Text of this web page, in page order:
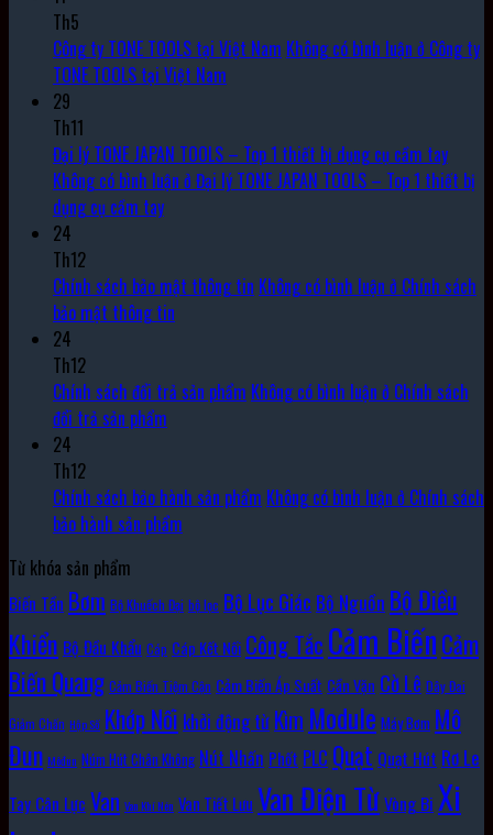
Th5
Công ty TONE TOOLS tại Việt Nam Không có bình luận ở Công ty
TONE TOOLS tại Việt Nam
29
Th11
Đại lý TONE JAPAN TOOLS – Top 1 thiết bị dụng cụ cầm tay
Không có bình luận ở Đại lý TONE JAPAN TOOLS – Top 1 thiết bị
dụng cụ cầm tay
24
Th12
Chính sách bảo mật thông tin Không có bình luận ở Chính sách
bảo mật thông tin
24
Th12
Chính sách đổi trả sản phẩm Không có bình luận ở Chính sách
đổi trả sản phẩm
24
Th12
Chính sách bảo hành sản phẩm Không có bình luận ở Chính sách
bảo hành sản phẩm
Từ khóa sản phẩm
Biến Tần Bơm Bộ Khuếch Đại bộ lọc Bộ Lục Giác Bộ Nguồn Bộ Điều
Khiển Bộ Đầu Khẩu Cáp Cáp Kết Nối Công TắcCảm BiếnCảm
Biến Quang Cảm Biến Tiệm Cận Cảm Biến Áp Suất Cần Vặn Cờ Lê Dây Đai
Giảm Chấn Hộp Số Khớp Nối khởi động từ Kìm Module Máy Bơm Mô
Đun Môđun Núm Hút Chân Không Nút Nhấn Phốt PLC Quạt Quạt Hút Rơ Le
Tay Cân Lực Van Van Khí Nén Van Tiết Lưu Van Điện TừVòng Bi Xi